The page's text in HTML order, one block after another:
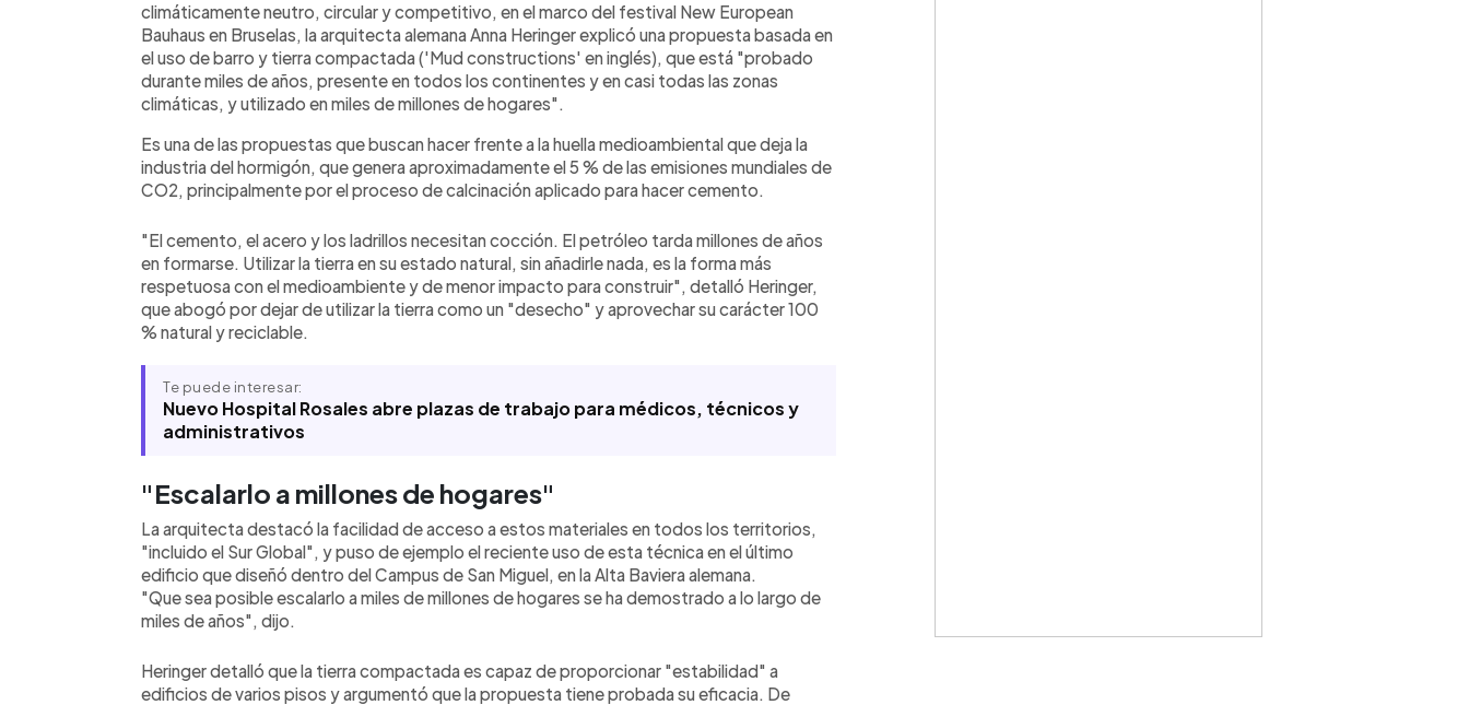
climáticamente neutro, circular y competitivo, en el marco del festival New European
Bauhaus en Bruselas, la arquitecta alemana Anna Heringer explicó una propuesta basada en
el uso de barro y tierra compactada ('Mud constructions' en inglés), que está "probado
durante miles de años, presente en todos los continentes y en casi todas las zonas
climáticas, y utilizado en miles de millones de hogares".
Es una de las propuestas que buscan hacer frente a la huella medioambiental que deja la
industria del hormigón, que genera aproximadamente el 5 % de las emisiones mundiales de
CO2, principalmente por el proceso de calcinación aplicado para hacer cemento.
"El cemento, el acero y los ladrillos necesitan cocción. El petróleo tarda millones de años
en formarse. Utilizar la tierra en su estado natural, sin añadirle nada, es la forma más
respetuosa con el medioambiente y de menor impacto para construir", detalló Heringer,
que abogó por dejar de utilizar la tierra como un "desecho" y aprovechar su carácter 100
% natural y reciclable.
Te puede interesar:
Nuevo Hospital Rosales abre plazas de trabajo para médicos, técnicos y
administrativos
"Escalarlo a millones de hogares"
La arquitecta destacó la facilidad de acceso a estos materiales en todos los territorios,
"incluido el Sur Global", y puso de ejemplo el reciente uso de esta técnica en el último
edificio que diseñó dentro del Campus de San Miguel, en la Alta Baviera alemana.
"Que sea posible escalarlo a miles de millones de hogares se ha demostrado a lo largo de
miles de años", dijo.
Heringer detalló que la tierra compactada es capaz de proporcionar "estabilidad" a
edificios de varios pisos y argumentó que la propuesta tiene probada su eficacia. De